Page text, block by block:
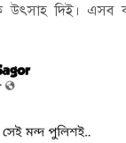
দিই। এসব